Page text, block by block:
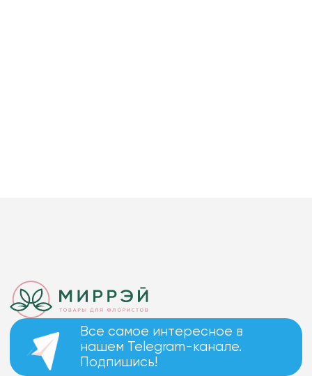
Все самое интересное в
нашем Telegram-канале.
Подпишись!